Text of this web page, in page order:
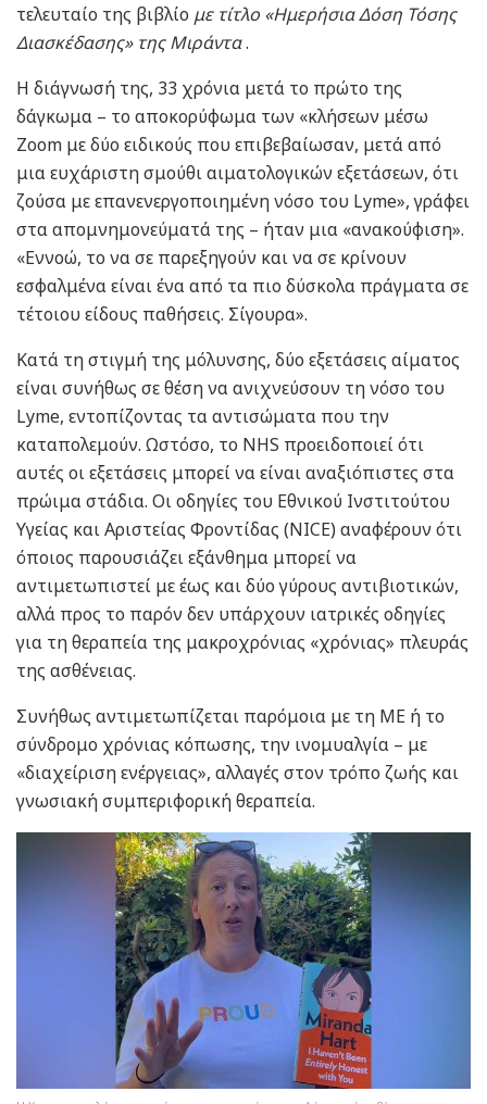
τελευταίο της βιβλίο με τίτλο «Ημερήσια Δόση Τόσης
Διασκέδασης» της Μιράντα.
Η διάγνωσή της, 33 χρόνια μετά το πρώτο της
δάγκωμα – το αποκορύφωμα των «κλήσεων μέσω
Zoom με δύο ειδικούς που επιβεβαίωσαν, μετά από
μια ευχάριστη σμούθι αιματολογικών εξετάσεων, ότι
ζούσα με επανενεργοποιημένη νόσο του Lyme», γράφει
στα απομνημονεύματά της – ήταν μια «ανακούφιση».
«Εννοώ, το να σε παρεξηγούν και να σε κρίνουν
εσφαλμένα είναι ένα από τα πιο δύσκολα πράγματα σε
τέτοιου είδους παθήσεις. Σίγουρα».
Κατά τη στιγμή της μόλυνσης, δύο εξετάσεις αίματος
είναι συνήθως σε θέση να ανιχνεύσουν τη νόσο του
Lyme, εντοπίζοντας τα αντισώματα που την
καταπολεμούν. Ωστόσο, το NHS προειδοποιεί ότι
αυτές οι εξετάσεις μπορεί να είναι αναξιόπιστες στα
πρώιμα στάδια. Οι οδηγίες του Εθνικού Ινστιτούτου
Υγείας και Αριστείας Φροντίδας (NICE) αναφέρουν ότι
όποιος παρουσιάζει εξάνθημα μπορεί να
αντιμετωπιστεί με έως και δύο γύρους αντιβιοτικών,
αλλά προς το παρόν δεν υπάρχουν ιατρικές οδηγίες
για τη θεραπεία της μακροχρόνιας «χρόνιας» πλευράς
της ασθένειας.
Συνήθως αντιμετωπίζεται παρόμοια με τη ΜΕ ή το
σύνδρομο χρόνιας κόπωσης, την ινομυαλγία – με
«διαχείριση ενέργειας», αλλαγές στον τρόπο ζωής και
γνωσιακή συμπεριφορική θεραπεία.